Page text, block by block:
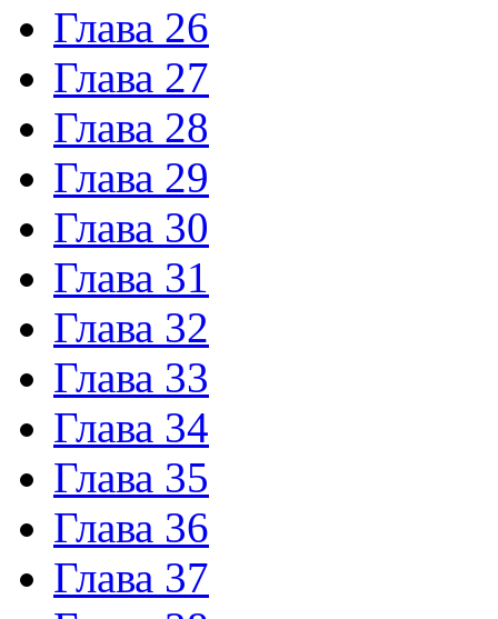
Глава 26
Глава 27
Глава 28
Глава 29
Глава 30
Глава 31
Глава 32
Глава 33
Глава 34
Глава 35
Глава 36
Глава 37